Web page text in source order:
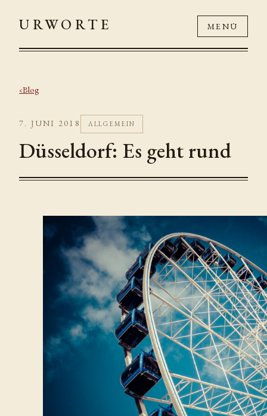
URWORTE MENÜ
Blog
7. JUNI 2018 ALLGEMEIN
Düsseldorf: Es geht rund